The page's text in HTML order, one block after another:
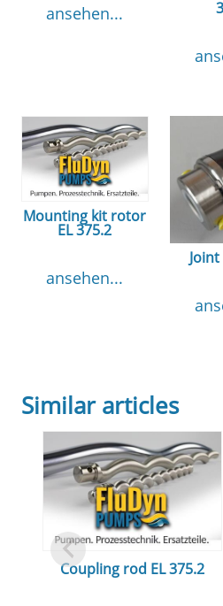
ansehen...
Mounting kit rotor
EL 375.2
ansehen...
Joint
Similar articles
Coupling rod EL 375.2